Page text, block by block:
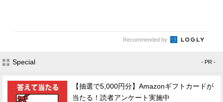
Recommended by
Special - PR -
【抽選で5,000円分】Amazonギフトカードが
当たる！読者アンケート実施中